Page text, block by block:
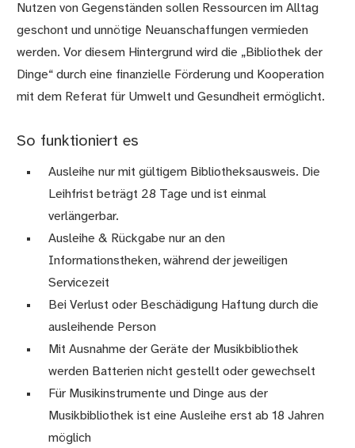
Nutzen von Gegenständen sollen Ressourcen im Alltag
geschont und unnötige Neuanschaffungen vermieden
werden. Vor diesem Hintergrund wird die „Bibliothek der
Dinge“ durch eine finanzielle Förderung und Kooperation
mit dem Referat für Umwelt und Gesundheit ermöglicht.
So funktioniert es
Ausleihe nur mit gültigem Bibliotheksausweis. Die
Leihfrist beträgt 28 Tage und ist einmal
verlängerbar.
Ausleihe & Rückgabe nur an den
Informationstheken, während der jeweiligen
Servicezeit
Bei Verlust oder Beschädigung Haftung durch die
ausleihende Person
Mit Ausnahme der Geräte der Musikbibliothek
werden Batterien nicht gestellt oder gewechselt
Für Musikinstrumente und Dinge aus der
Musikbibliothek ist eine Ausleihe erst ab 18 Jahren
möglich